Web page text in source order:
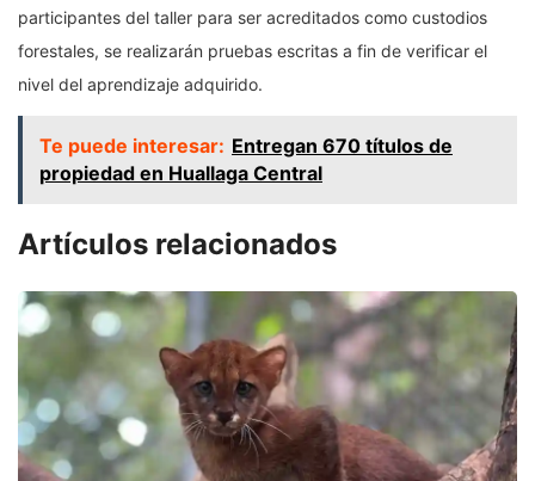
participantes del taller para ser acreditados como custodios
forestales, se realizarán pruebas escritas a fin de verificar el
nivel del aprendizaje adquirido.
Te puede interesar: Entregan 670 títulos de
propiedad en Huallaga Central
Artículos relacionados